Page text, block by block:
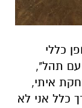
כללי
עם תהל",
איתי,
כלל אני לא